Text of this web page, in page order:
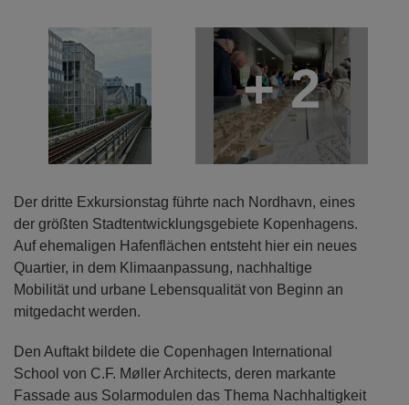
+ 2
Der dritte Exkursionstag führte nach Nordhavn, eines
der größten Stadtentwicklungsgebiete Kopenhagens.
Auf ehemaligen Hafenflächen entsteht hier ein neues
Quartier, in dem Klimaanpassung, nachhaltige
Mobilität und urbane Lebensqualität von Beginn an
mitgedacht werden.
Den Auftakt bildete die Copenhagen International
School von C.F. Møller Architects, deren markante
Fassade aus Solarmodulen das Thema Nachhaltigkeit